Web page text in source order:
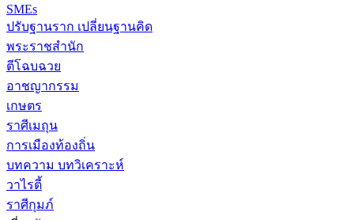
SMEs
ปรับฐานราก เปลี่ยนฐานคิด
พระราชสำนัก
ตีโฉบฉวย
อาชญากรรม
เกษตร
ราศีเมถุน
การเมืองท้องถิ่น
บทความ บทวิเคราะห์
วาไรตี้
ราศีกุมภ์